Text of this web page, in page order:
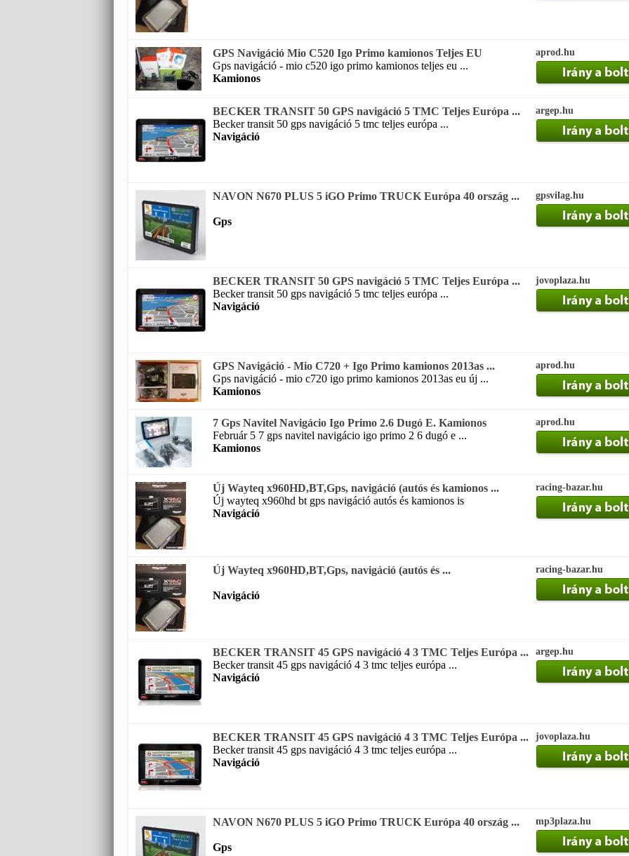
GPS Navigáció Mio C520 Igo Primo kamionos Teljes EU
Gps navigáció - mio c520 igo primo kamionos teljes eu ...
Kamionos
aprod.hu
BECKER TRANSIT 50 GPS navigáció 5 TMC Teljes Európa ...
Becker transit 50 gps navigáció 5 tmc teljes európa ...
Navigáció
argep.hu
NAVON N670 PLUS 5 iGO Primo TRUCK Európa 40 ország ...
Gps
gpsvilag.hu
BECKER TRANSIT 50 GPS navigáció 5 TMC Teljes Európa ...
Becker transit 50 gps navigáció 5 tmc teljes európa ...
Navigáció
jovoplaza.hu
GPS Navigáció - Mio C720 + Igo Primo kamionos 2013as ...
Gps navigáció - mio c720 igo primo kamionos 2013as eu új ...
Kamionos
aprod.hu
7 Gps Navitel Navigácio Igo Primo 2.6 Dugó E. Kamionos
Február 5 7 gps navitel navigácio igo primo 2 6 dugó e ...
Kamionos
aprod.hu
Új Wayteq x960HD,BT,Gps, navigáció (autós és kamionos ...
Új wayteq x960hd bt gps navigáció autós és kamionos is
Navigáció
racing-bazar.hu
Új Wayteq x960HD,BT,Gps, navigáció (autós és ...
Navigáció
racing-bazar.hu
BECKER TRANSIT 45 GPS navigáció 4 3 TMC Teljes Európa ...
Becker transit 45 gps navigáció 4 3 tmc teljes európa ...
Navigáció
argep.hu
BECKER TRANSIT 45 GPS navigáció 4 3 TMC Teljes Európa ...
Becker transit 45 gps navigáció 4 3 tmc teljes európa ...
Navigáció
jovoplaza.hu
NAVON N670 PLUS 5 iGO Primo TRUCK Európa 40 ország ...
Gps
mp3plaza.hu